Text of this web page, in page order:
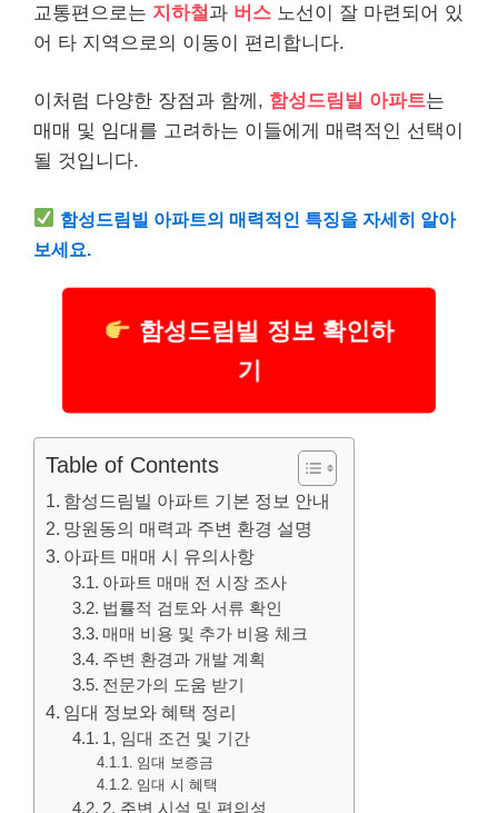
교통편으로는 지하철 과 버스 노선이 잘 마련되어 있
어 타 지역으로의 이동이 편리합니다.
이처럼 다양한 장점과 함께, 함성드림빌 아파트는
매매 및 임대를 고려하는 이들에게 매력적인 선택이
될 것입니다.
함성드림빌 아파트의 매력적인 특징을 자세히 알아
보세요.
함성드림빌 정보 확인하
기
Table of Contents
함성드림빌 아파트 기본 정보 안내
망원동의 매력과 주변 환경 설명
아파트 매매 시 유의사항
아파트 매매 전 시장 조사
법률적 검토와 서류 확인
매매 비용 및 추가 비용 체크
주변 환경과 개발 계획
전문가의 도움 받기
임대 정보와 혜택 정리
1, 임대 조건 및 기간
임대 보증금
임대 시 혜택
2, 주변 시설 및 편의성